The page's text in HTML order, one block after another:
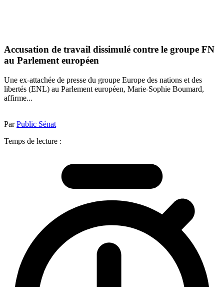
Accusation de travail dissimulé contre le groupe FN
au Parlement européen
Une ex-attachée de presse du groupe Europe des nations et des
libertés (ENL) au Parlement européen, Marie-Sophie Boumard,
affirme...
ParPublic Sénat
Temps de lecture :